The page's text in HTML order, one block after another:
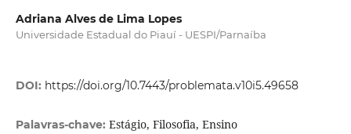
Adriana Alves de Lima Lopes
Universidade Estadual do Piauí - UESPI/Parnaíba
DOI: https://doi.org/10.7443/problemata.v10i5.49658
Palavras-chave: Estágio, Filosofia, Ensino